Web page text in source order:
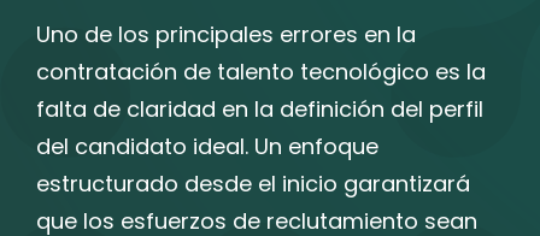
Uno de los principales errores en la
contratación de talento tecnológico es la
falta de claridad en la definición del perfil
del candidato ideal. Un enfoque
estructurado desde el inicio garantizará
que los esfuerzos de reclutamiento sean